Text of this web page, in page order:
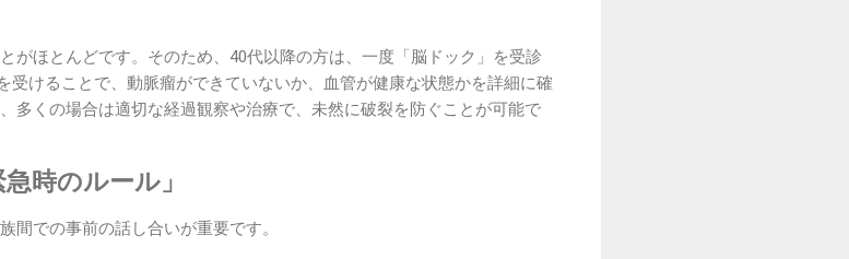
がほとんどです。そのため、40代以降の方は、一度「脳ドック」を受診
受けることで、動脈瘤ができていないか、血管が健康な状態かを詳細に確
多くの場合は適切な経過観察や治療で、未然に破裂を防ぐことが可能で
時のルール」
間での事前の話し合いが重要です。